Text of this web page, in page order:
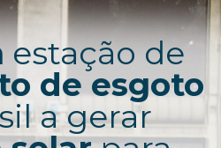
estação de
de esgoto
a gerar